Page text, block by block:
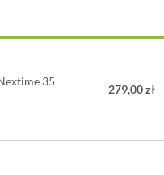
35
279,00 zł